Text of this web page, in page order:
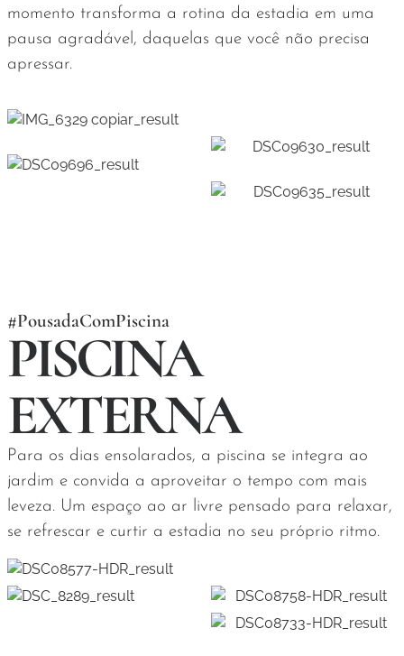
momento transforma a rotina da estadia em uma
pausa agradável, daquelas que você não precisa
apressar.
#PousadaComPiscina
PISCINA
EXTERNA
Para os dias ensolarados, a piscina se integra ao
jardim e convida a aproveitar o tempo com mais
leveza. Um espaço ao ar livre pensado para relaxar,
se refrescar e curtir a estadia no seu próprio ritmo.